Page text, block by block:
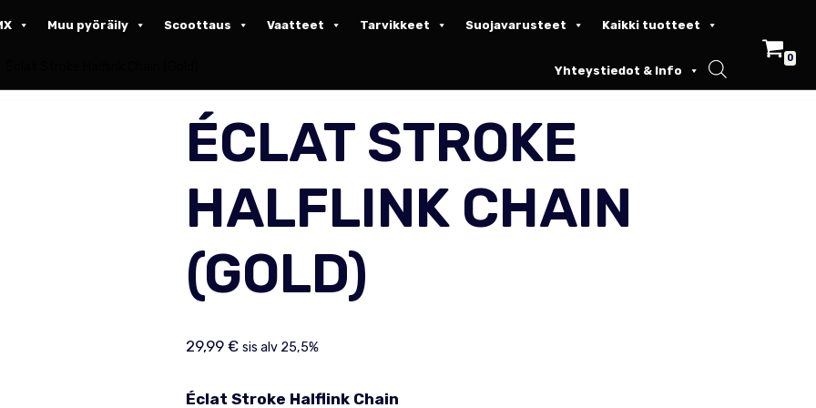
Muu pyöräily Scoottaus Vaatteet Tarvikkeet Suojavarusteet Kaikki tuotteet
Yhteystiedot & Info
0
ÉCLAT STROKE
HALFLINK CHAIN
(GOLD)
29,99 € sis alv 25,5%
Éclat Stroke Halflink Chain